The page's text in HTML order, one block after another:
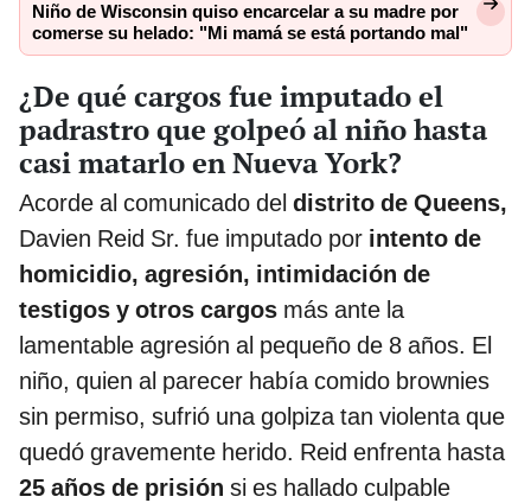
Niño de Wisconsin quiso encarcelar a su madre por
comerse su helado: "Mi mamá se está portando mal"
¿De qué cargos fue imputado el
padrastro que golpeó al niño hasta
casi matarlo en Nueva York?
Acorde al comunicado del distrito de Queens,
Davien Reid Sr. fue imputado por intento de
homicidio, agresión, intimidación de
testigos y otros cargos más ante la
lamentable agresión al pequeño de 8 años. El
niño, quien al parecer había comido brownies
sin permiso, sufrió una golpiza tan violenta que
quedó gravemente herido. Reid enfrenta hasta
25 años de prisión si es hallado culpable